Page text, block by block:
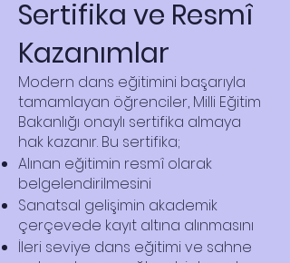
Sertifika ve Resmî
Kazanımlar
Modern dans eğitimini başarıyla
tamamlayan öğrenciler, Milli Eğitim
Bakanlığı onaylı sertifika almaya
hak kazanır. Bu sertifika;
Alınan eğitimin resmî olarak
belgelendirilmesini
Sanatsal gelişimin akademik
çerçevede kayıt altına alınmasını
İleri seviye dans eğitimi ve sahne